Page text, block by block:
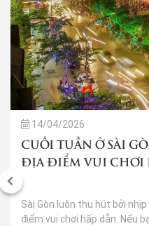
14/04/2026
CUỐI TUẦN Ở SÀI
ĐỊA ĐIỂM VUI CHƠI
Sài Gòn luôn thu hút bởi
điểm vui chơi hấp dẫn. Nếu